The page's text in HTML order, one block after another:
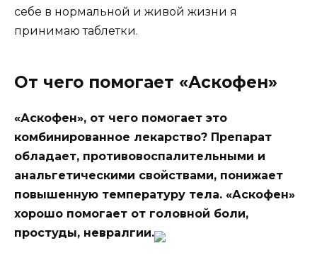
себе в нормальной и живой жизни я
принимаю таблетки.
От чего помогает «Аскофен»
«Аскофен», от чего помогает это
комбинированное лекарство? Препарат
обладает, противовоспалительными и
анальгетическими свойствами, понижает
повышенную температуру тела. «Аскофен»
хорошо помогает от головной боли,
простуды, невралгии.